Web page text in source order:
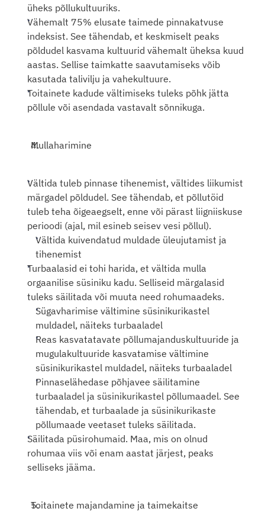
üheks põllukultuuriks.
Vähemalt 75% elusate taimede pinnakatvuse
indeksist. See tähendab, et keskmiselt peaks
põldudel kasvama kultuurid vähemalt üheksa kuud
aastas. Sellise taimkatte saavutamiseks võib
kasutada talivilju ja vahekultuure.
Toitainete kadude vältimiseks tuleks põhk jätta
põllule või asendada vastavalt sõnnikuga.
Mullaharimine
Vältida tuleb pinnase tihenemist, vältides liikumist
märgadel põldudel. See tähendab, et põllutöid
tuleb teha õigeaegselt, enne või pärast liigniiskuse
perioodi (ajal, mil esineb seisev vesi põllul).
Vältida kuivendatud muldade üleujutamist ja
tihenemist
Turbaalasid ei tohi harida, et vältida mulla
orgaanilise süsiniku kadu. Selliseid märgalasid
tuleks säilitada või muuta need rohumaadeks.
Sügavharimise vältimine süsinikurikastel
muldadel, näiteks turbaaladel
Reas kasvatatavate põllumajanduskultuuride ja
mugulakultuuride kasvatamise vältimine
süsinikurikastel muldadel, näiteks turbaaladel
Pinnaselähedase põhjavee säilitamine
turbaaladel ja süsinikurikastel põllumaadel. See
tähendab, et turbaalade ja süsinikurikaste
põllumaade veetaset tuleks säilitada.
Säilitada püsirohumaid. Maa, mis on olnud
rohumaa viis või enam aastat järjest, peaks
selliseks jääma.
Toitainete majandamine ja taimekaitse